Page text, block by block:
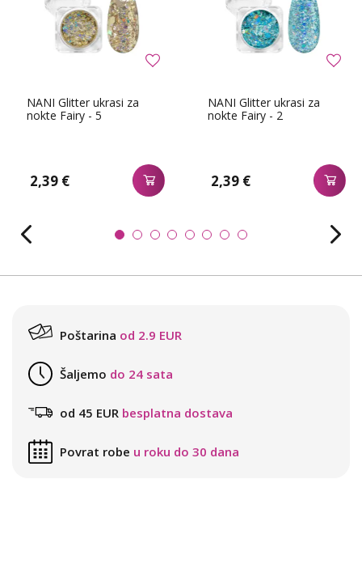
NANI Glitter ukrasi za
nokte Fairy - 5
2,39 €
NANI Glitter ukrasi za
nokte Fairy - 2
2,39 €
Poštarina od 2.9 EUR
Šaljemo do 24 sata
od 45 EUR besplatna dostava
Povrat robe u roku do 30 dana